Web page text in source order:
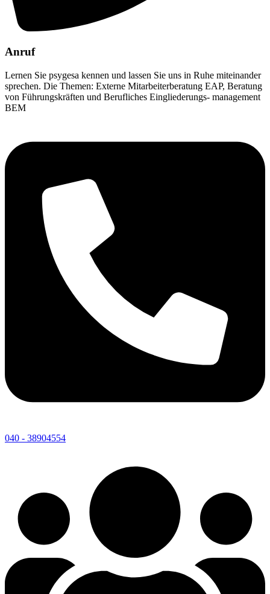
Anruf
Lernen Sie psygesa kennen und lassen Sie uns in Ruhe miteinander
sprechen. Die Themen: Externe Mitarbeiterberatung EAP, Beratung
von Führungskräften und Berufliches Eingliederungs- management
BEM
040 - 38904554